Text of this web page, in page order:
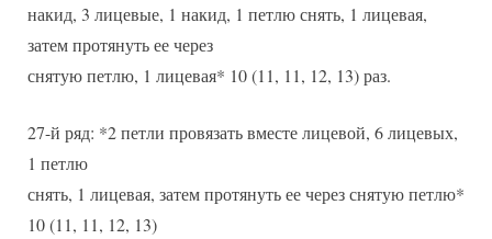
накид, 3 лицевые, 1 накид, 1 петлю снять, 1 лицевая,
затем протянуть ее через
снятую петлю, 1 лицевая* 10 (11, 11, 12, 13) раз.
27-й ряд: *2 петли провязать вместе лицевой, 6 лицевых,
1 петлю
снять, 1 лицевая, затем протянуть ее через снятую петлю*
10 (11, 11, 12, 13)